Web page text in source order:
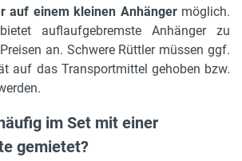
auf einem kleinen Anhängermöglich.
auflaufgebremste Anhänger zu
an. Schwere Rüttler müssen ggf.
auf das Transportmittel gehoben bzw.
im Set mit einer
gemietet?